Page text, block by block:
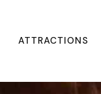
ATTRACTIONS